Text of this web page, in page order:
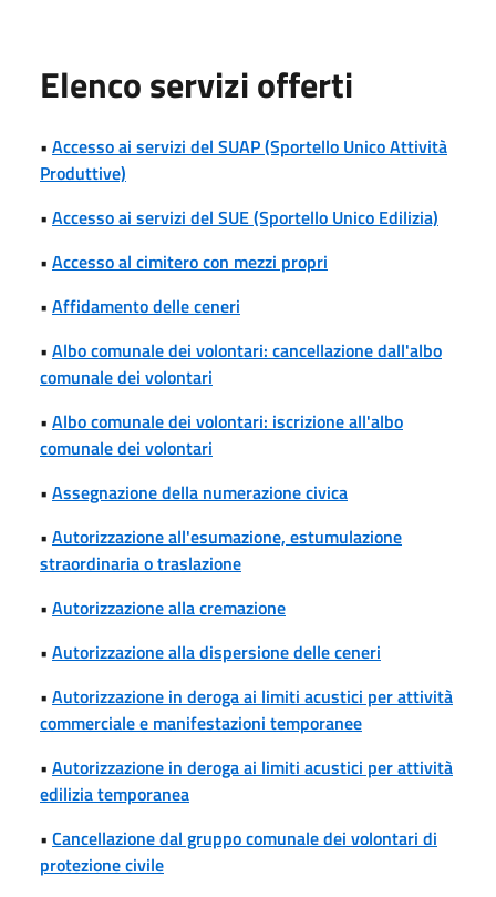
Elenco servizi offerti
• Accesso ai servizi del SUAP (Sportello Unico Attività
Produttive)
• Accesso ai servizi del SUE (Sportello Unico Edilizia)
• Accesso al cimitero con mezzi propri
• Affidamento delle ceneri
• Albo comunale dei volontari: cancellazione dall'albo
comunale dei volontari
• Albo comunale dei volontari: iscrizione all'albo
comunale dei volontari
• Assegnazione della numerazione civica
• Autorizzazione all'esumazione, estumulazione
straordinaria o traslazione
• Autorizzazione alla cremazione
• Autorizzazione alla dispersione delle ceneri
• Autorizzazione in deroga ai limiti acustici per attività
commerciale e manifestazioni temporanee
• Autorizzazione in deroga ai limiti acustici per attività
edilizia temporanea
• Cancellazione dal gruppo comunale dei volontari di
protezione civile